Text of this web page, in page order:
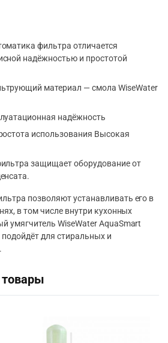
фильтра отличается
надёжностью и простотой
материал — смола WiseWater
надёжность
использования Высокая
защищает оборудование от
позволяют устанавливать его в
в том числе внутри кухонных
умягчитель WiseWater AquaSmart
для стиральных и